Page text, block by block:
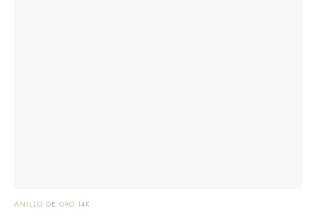
ANILLO DE ORO 14K